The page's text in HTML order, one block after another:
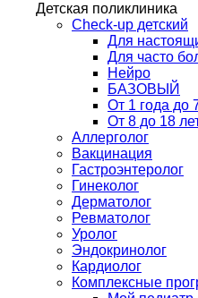
Детская поликлиника
Check-up детский
Для
Для часто
Нейро
БАЗОВЫЙ
От 1 года до
От 8 до 18
Аллерголог
Вакцинация
Гастроэнтеролог
Гинеколог
Дерматолог
Ревматолог
Уролог
Эндокринолог
Кардиолог
Комплексные